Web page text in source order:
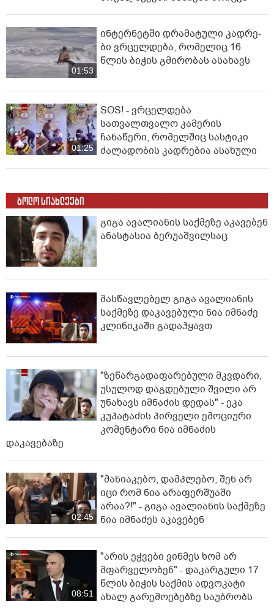
01:53
ინ­ტერ­ნეტ­ში დრა­მა­ტუ­ლი კად­რე­
ბი ვრცელდება, რომელიც 16
წლის ბიჭის გმირობას ასახავს
01:25
SOS! - ვრცელდება
სათვალთვალო კამერის
ჩანაწერი, რომელშიც სასტიკი
ძალადობის კადრებია ასახული
ბოლო სიახლეები
გიგა ავალიანის საქმეზე აკავებენ
ანასტასია ბერუაშვილსაც
მასწავლებელ გიგა ავალიანის
საქმეზე დაკავებული ნია იმნაძე
კლინიკაში გადაჰყავთ
"ზეწარგადაფარებული მკვდარი,
უსულოდ დაგდებული შვილი არ
უნახავს იმნაძის დედას" - ეკა
კუპატაძის პირველი ემოციური
კომენტარი ნია იმნაძის
დაკავებაზე
02:45
"მანიაკებო, დამპლებო, შენ არ
იცი რომ ნია არაფერშუაში
არაა?!" - გიგა ავალიანის საქმეზე
ნია იმნაძეს აკავებენ
08:51
"არის ეჭვები ვინმეს ხომ არ
მფარველობენ" - დაკარგული 17
წლის ბიჭის საქმის ადვოკატი
ახალ გარემოებებზე საუბრობს